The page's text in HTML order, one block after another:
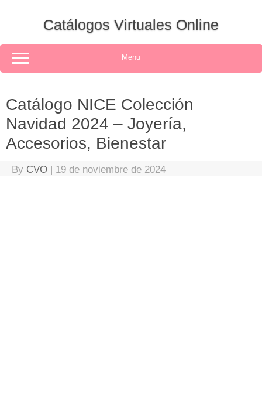
Catálogos Virtuales Online
Menu
Catálogo NICE Colección
Navidad 2024 – Joyería,
Accesorios, Bienestar
By CVO | 19 de noviembre de 2024